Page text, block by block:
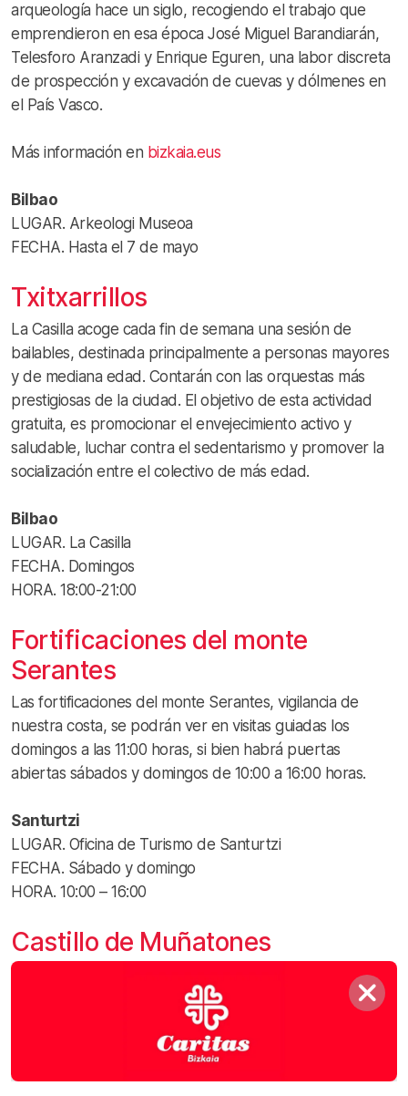
arqueología hace un siglo, recogiendo el trabajo que
emprendieron en esa época José Miguel Barandiarán,
Telesforo Aranzadi y Enrique Eguren, una labor discreta
de prospección y excavación de cuevas y dólmenes en
el País Vasco.
Más información en bizkaia.eus
Bilbao
LUGAR. Arkeologi Museoa
FECHA. Hasta el 7 de mayo
Txitxarrillos
La Casilla acoge cada fin de semana una sesión de
bailables, destinada principalmente a personas mayores
y de mediana edad. Contarán con las orquestas más
prestigiosas de la ciudad. El objetivo de esta actividad
gratuita, es promocionar el envejecimiento activo y
saludable, luchar contra el sedentarismo y promover la
socialización entre el colectivo de más edad.
Bilbao
LUGAR. La Casilla
FECHA. Domingos
HORA. 18:00-21:00
Fortificaciones del monte
Serantes
Las fortificaciones del monte Serantes, vigilancia de
nuestra costa, se podrán ver en visitas guiadas los
domingos a las 11:00 horas, si bien habrá puertas
abiertas sábados y domingos de 10:00 a 16:00 horas.
Santurtzi
LUGAR. Oficina de Turismo de Santurtzi
FECHA. Sábado y domingo
HORA. 10:00 – 16:00
Castillo de Muñatones
sobresalientes del patrimonio arquitectónico vizcaíno,
declarado conjunto monumental, el castillo de
Muñatones, una fortaleza medieval de los siglos XIV y